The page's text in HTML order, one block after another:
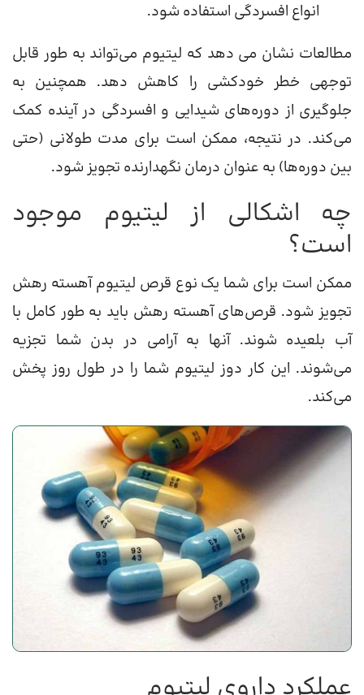
انواع افسردگی استفاده شود.
مطالعات نشان می دهد که لیتیوم می‌تواند به طور قابل
توجهی خطر خودکشی را کاهش دهد. همچنین به
جلوگیری از دوره‌های شیدایی و افسردگی در آینده کمک
می‌کند. در نتیجه، ممکن است برای مدت طولانی (حتی
بین دوره‌ها) به عنوان درمان نگهدارنده تجویز شود.
چه اشکالی از لیتیوم موجود
است؟
ممکن است برای شما یک نوع قرص لیتیوم آهسته رهش
تجویز شود. قرص‌های آهسته رهش باید به طور کامل با
آب بلعیده شوند. آنها به آرامی در بدن شما تجزیه
می‌شوند. این کار دوز لیتیوم شما را در طول روز پخش
می‌کند.